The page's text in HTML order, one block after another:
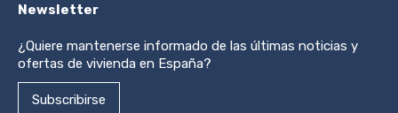
Newsletter
¿Quiere mantenerse informado de las últimas noticias y
ofertas de vivienda en España?
Subscribirse